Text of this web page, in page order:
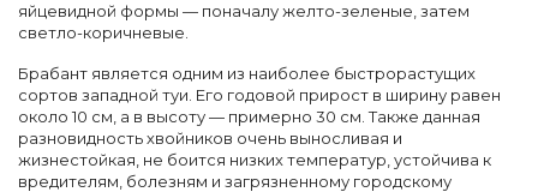
яйцевидной формы — поначалу желто-зеленые, затем
светло-коричневые.
Брабант является одним из наиболее быстрорастущих
сортов западной туи. Его годовой прирост в ширину равен
около 10 см, а в высоту — примерно 30 см. Также данная
разновидность хвойников очень выносливая и
жизнестойкая, не боится низких температур, устойчива к
вредителям, болезням и загрязненному городскому